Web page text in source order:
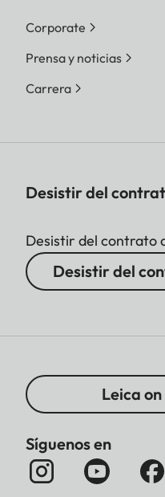
Corporate
Prensa y noticias
Carrera
Desistir del
Desistir del contrato
Desistir del
Leica
Síguenos en